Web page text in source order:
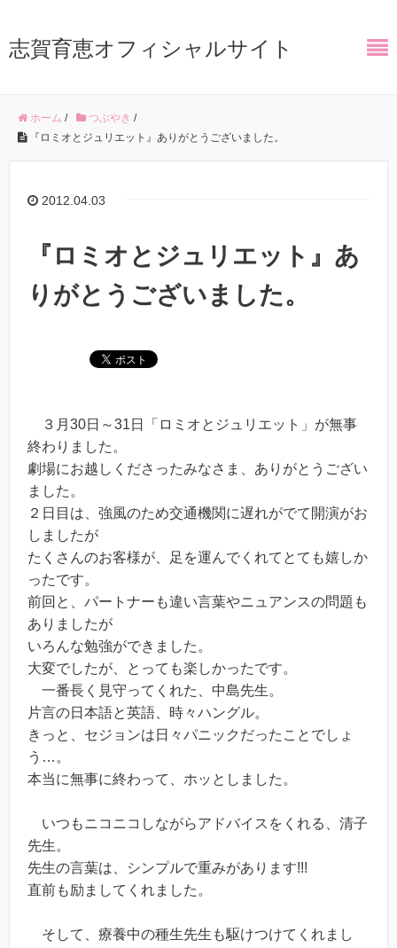
志賀育恵オフィシャルサイト
ホーム / つぶやき /
『ロミオとジュリエット』ありがとうございました。
2012.04.03
『ロミオとジュリエット』あ
りがとうございました。
３月30日～31日「ロミオとジュリエット」が無事
終わりました。
劇場にお越しくださったみなさま、ありがとうござい
ました。
２日目は、強風のため交通機関に遅れがでて開演がお
しましたが
たくさんのお客様が、足を運んでくれてとても嬉しか
ったです。
前回と、パートナーも違い言葉やニュアンスの問題も
ありましたが
いろんな勉強ができました。
大変でしたが、とっても楽しかったです。
一番長く見守ってくれた、中島先生。
片言の日本語と英語、時々ハングル。
きっと、セジョンは日々パニックだったことでしょ
う…。
本当に無事に終わって、ホッとしました。
いつもニコニコしながらアドバイスをくれる、清子
先生。
先生の言葉は、シンプルで重みがあります!!!
直前も励ましてくれました。
そして、療養中の種生先生も駆けつけてくれまし